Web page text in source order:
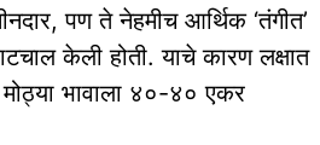
पण ते नेहमीच आर्थिक ‘तंगीत’
केली होती. याचे कारण लक्षात
भावाला ४०-४० एकर